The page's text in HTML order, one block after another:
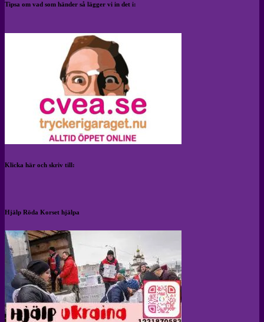
Tipsa om vad som händer så lägger vi in det i:
Klicka här och skriv till:
Hjälp Röda Korset hjälpa